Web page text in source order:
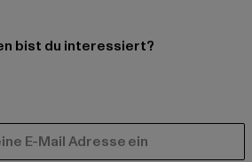
bist du interessiert?